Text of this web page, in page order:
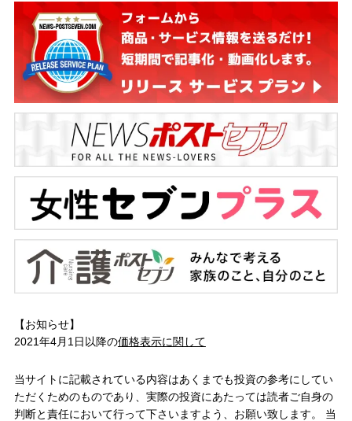
【お知らせ】
2021年4月1日以降の価格表示に関して
当サイトに記載されている内容はあくまでも投資の参考にしてい
ただくためのものであり、実際の投資にあたっては読者ご自身の
判断と責任において行って下さいますよう、お願い致します。 当